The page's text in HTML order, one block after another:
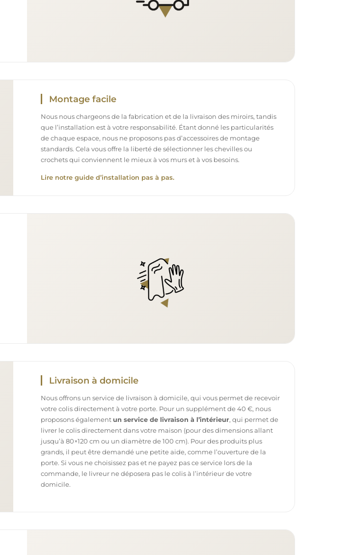
Montage facile
Nous nous chargeons de la fabrication et de la livraison des miroirs, tandis
que l’installation est à votre responsabilité. Étant donné les particularités
de chaque espace, nous ne proposons pas d’accessoires de montage
standards. Cela vous offre la liberté de sélectionner les chevilles ou
crochets qui conviennent le mieux à vos murs et à vos besoins.
Lire notre guide d’installation pas à pas.
Livraison à domicile
Nous offrons un service de livraison à domicile, qui vous permet de recevoir
votre colis directement à votre porte. Pour un supplément de 40 €, nous
proposons également un service de livraison à l’intérieur, qui permet de
livrer le colis directement dans votre maison (pour des dimensions allant
jusqu’à 80×120 cm ou un diamètre de 100 cm). Pour des produits plus
grands, il peut être demandé une petite aide, comme l’ouverture de la
porte. Si vous ne choisissez pas et ne payez pas ce service lors de la
commande, le livreur ne déposera pas le colis à l’intérieur de votre
domicile.